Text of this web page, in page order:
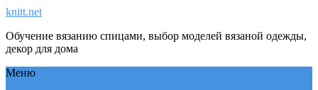
knitt.net
Обучение вязанию спицами, выбор моделей вязаной одежды,
декор для дома
Меню